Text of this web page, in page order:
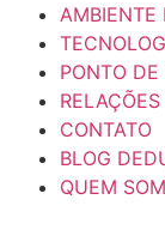
AMBIENTE
PONTO DE
CONTATO
BLOG
QUEM